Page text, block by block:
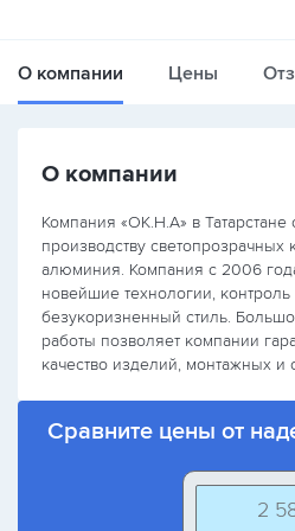
О компании Цены
О компании
Компания «ОК.Н.А» в
производству
алюминия. Компания с 2006
новейшие технологии,
безукоризненный стиль.
работы позволяет компании
качество изделий, монтажных и
Сравните цены от
2